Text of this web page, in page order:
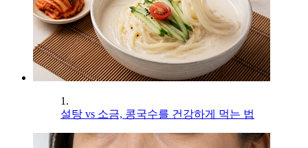
1.
설탕 vs 소금, 콩국수를 건강하게 먹는 법